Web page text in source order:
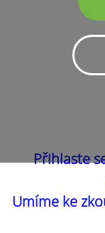
Přihlaste
Umíme ke